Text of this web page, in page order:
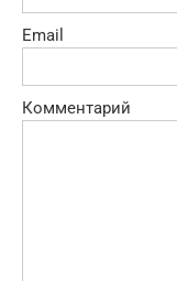
Email
Комментарий